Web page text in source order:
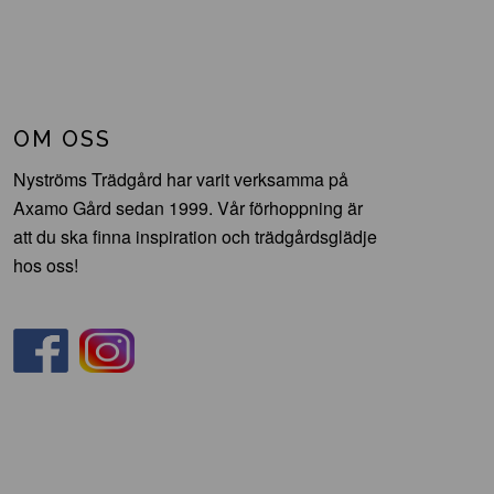
OM OSS
Nyströms Trädgård har varit verksamma på
Axamo Gård sedan 1999. Vår förhoppning är
att du ska finna inspiration och trädgårdsglädje
hos oss!